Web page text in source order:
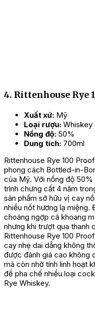
4. Rittenhouse Rye
Xuất xứ: Mỹ
Loại rượu: Whiskey
Nồng độ: 50%
Dung tích: 700ml
Rittenhouse Rye 100
phong cách Bottled-in-
của Mỹ. Với nồng độ 50%
trình chưng cất 4 năm
sản phẩm sở hữu vị cay
nhiều nốt hương lạ miệng.
choáng ngợp cả khoang
nhưng khi trượt qua thanh
Rittenhouse Rye 100
cay nhẹ dai dẳng không
được đánh giá cao không
mà còn nhờ tính linh hoạt
để pha chế nhiều loại
Rye Whiskey.